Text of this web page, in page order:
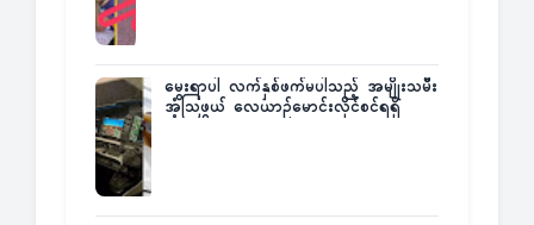
မွေးရာပါ လက်နှစ်ဖက်မပါသည့် အမျိုးသမီး
အံ့သြဖွယ် လေယာဉ်မောင်းလိုင်စင်ရရှိ